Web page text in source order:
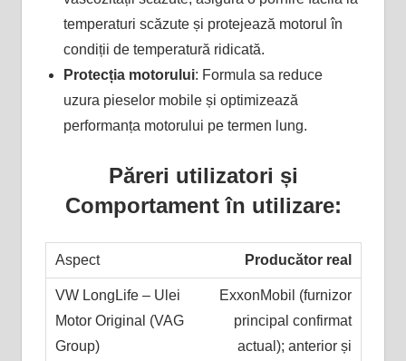
temperaturi scăzute și protejează motorul în
condiții de temperatură ridicată​.
Protecția motorului: Formula sa reduce
uzura pieselor mobile și optimizează
performanța motorului pe termen lung.
Păreri utilizatori și
Comportament în utilizare:
Producător real
ExxonMobil (furnizor
principal confirmat
actual); anterior și